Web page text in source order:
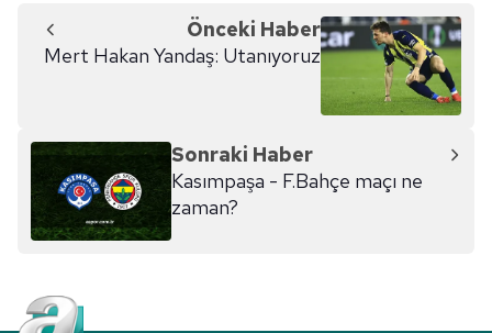
Önceki Haber
Mert Hakan Yandaş: Utanıyoruz
Sonraki Haber
Kasımpaşa - F.Bahçe maçı ne
zaman?